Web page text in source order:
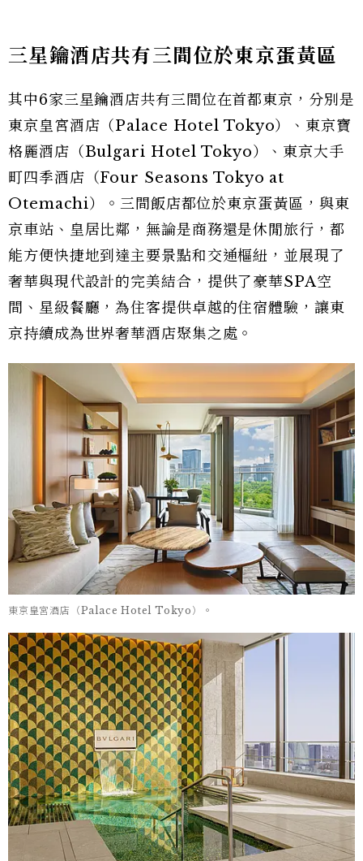
三星鑰酒店共有三間位於東京蛋黃區
其中6家三星鑰酒店共有三間位在首都東京，分別是
東京皇宮酒店（Palace Hotel Tokyo）、東京寶
格麗酒店（Bulgari Hotel Tokyo）、東京大手
町四季酒店（Four Seasons Tokyo at
Otemachi）。三間飯店都位於東京蛋黃區，與東
京車站、皇居比鄰，無論是商務還是休閒旅行，都
能方便快捷地到達主要景點和交通樞紐，並展現了
奢華與現代設計的完美結合，提供了豪華SPA空
間、星級餐廳，為住客提供卓越的住宿體驗，讓東
京持續成為世界奢華酒店聚集之處。
東京皇宮酒店（Palace Hotel Tokyo）。